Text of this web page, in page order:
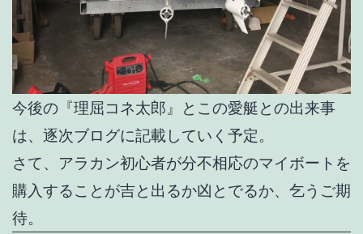
今後の『理屈コネ太郎』とこの愛艇との出来事
は、逐次ブログに記載していく予定。
さて、アラカン初心者が分不相応のマイボートを
購入することが吉と出るか凶とでるか、乞うご期
待。